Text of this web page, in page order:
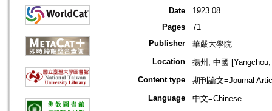
Date
1923.08
Pages
71
Publisher
華嚴大學院
Location
揚州, 中國
Content type
期刊論文=Journal
Language
中文=Chinese